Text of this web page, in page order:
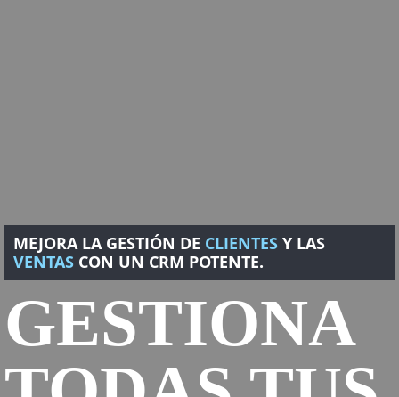
MEJORA LA GESTIÓN DE CLIENTES Y LAS
VENTAS CON UN CRM POTENTE.
GESTIONA